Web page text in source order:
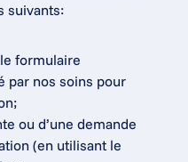
suivants:
formulaire
par nos soins pour
ou d’une demande
(en utilisant le